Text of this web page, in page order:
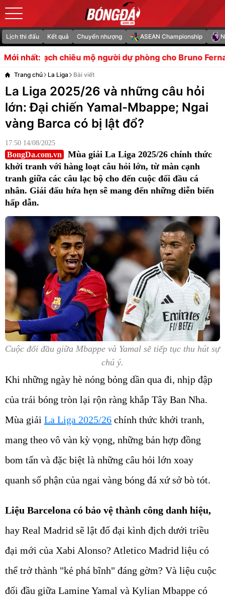
Lịch thi đấu Kết quả Chuyển nhượng ASEAN Championship
Mới nhất:
mộ người dự phòng cho Bruno Fernandes Sao Bolton
Trang chủ La Liga Bài viết
La Liga 2025/26 và những câu hỏi
lớn: Đại chiến Yamal-Mbappe; Ngai
vàng Barca có bị lật đổ?
17:50 14/08/2025
BongDa.com.vn
Mùa giải La Liga 2025/26 chính thức
khởi tranh với hàng loạt câu hỏi lớn, từ màn cạnh
tranh giữa các câu lạc bộ cho đến cuộc đối đầu cá
nhân. Giải đấu hứa hẹn sẽ mang đến những diễn biến
hấp dẫn.
Cuộc đối đầu giữa Mbappe và Yamal sẽ tiếp tục thu hút sự
chú ý.
Khi những ngày hè nóng bỏng dần qua đi, nhịp đập
của trái bóng tròn lại rộn ràng khắp Tây Ban Nha.
Mùa giải La Liga 2025/26 chính thức khởi tranh,
mang theo vô vàn kỳ vọng, những bản hợp đồng
bom tấn và đặc biệt là những câu hỏi lớn xoay
quanh số phận của ngai vàng bóng đá xứ sở bò tót.
Liệu Barcelona có bảo vệ thành công danh hiệu,
hay Real Madrid sẽ lật đổ đại kình địch dưới triều
đại mới của Xabi Alonso? Atletico Madrid liệu có
thể trở thành "kẻ phá bĩnh" đáng gờm? Và liệu cuộc
đối đầu giữa Lamine Yamal và Kylian Mbappe có